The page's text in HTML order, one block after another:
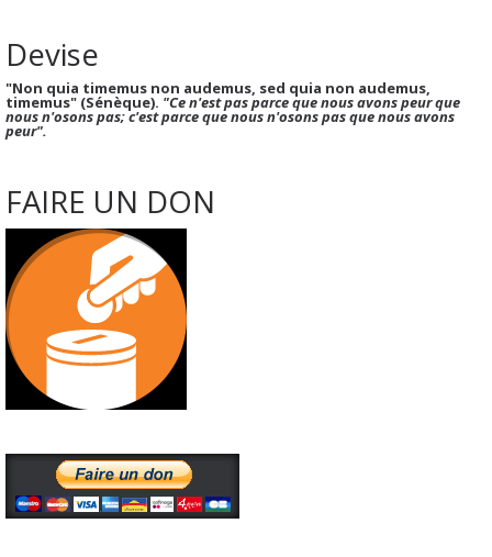
Devise
"Non quia timemus non audemus, sed quia non audemus,
timemus" (Sénèque). "Ce n'est pas parce que nous avons peur que
nous n'osons pas; c'est parce que nous n'osons pas que nous avons
peur".
FAIRE UN DON